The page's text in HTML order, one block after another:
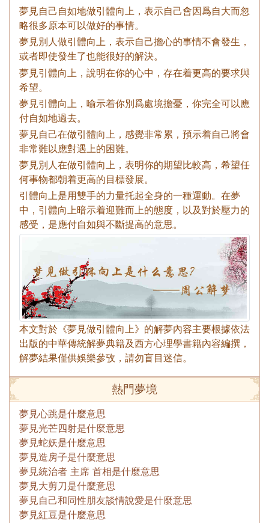
夢見自己自如地做引體向上，表示自己會因爲自大而忽
略很多原本可以做好的事情。
夢見別人做引體向上，表示自己擔心的事情不會發生，
或者即使發生了也能很好的解決。
夢見引體向上，說明在你的心中，存在着更高的要求與
希望。
夢見引體向上，喻示着你別爲處境擔憂，你完全可以應
付自如地過去。
夢見自己在做引體向上，感覺非常累，預示着自己將會
非常難以應對遇上的困難。
夢見別人在做引體向上，表明你的期望比較高，希望任
何事物都朝着更高的目標發展。
引體向上是用雙手的力量托起全身的一種運動。在夢
中，引體向上暗示着迎難而上的態度，以及對於壓力的
感受，是應付自如與不斷提高的意思。
本文對於《夢見做引體向上》的解夢內容主要根據依法
出版的中華傳統解夢典籍及西方心理學書籍內容編撰，
解夢結果僅供娛樂參攷，請勿盲目迷信。
熱門夢境
夢見心跳是什麼意思
夢見光芒四射是什麼意思
夢見蛇妖是什麼意思
夢見造房子是什麼意思
夢見統治者 主席 首相是什麼意思
夢見大剪刀是什麼意思
夢見自己和同性朋友談情說愛是什麼意思
夢見紅豆是什麼意思